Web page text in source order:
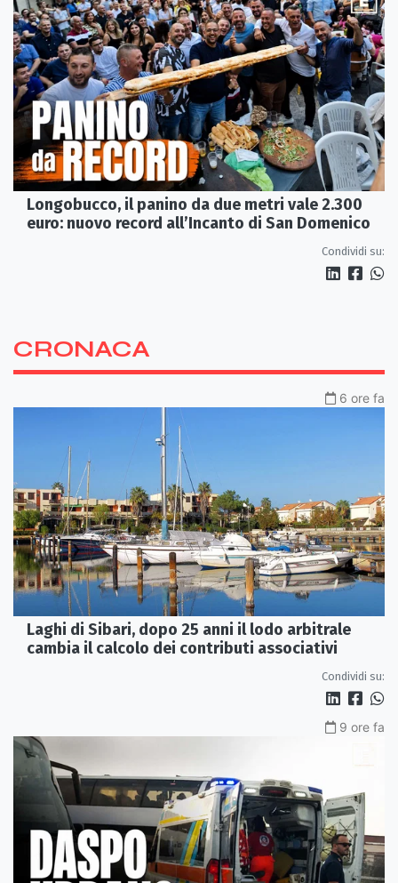
Longobucco, il panino da due metri vale 2.300
euro: nuovo record all’Incanto di San Domenico
Condividi su:
CRONACA
6 ore fa
Laghi di Sibari, dopo 25 anni il lodo arbitrale
cambia il calcolo dei contributi associativi
Condividi su:
9 ore fa